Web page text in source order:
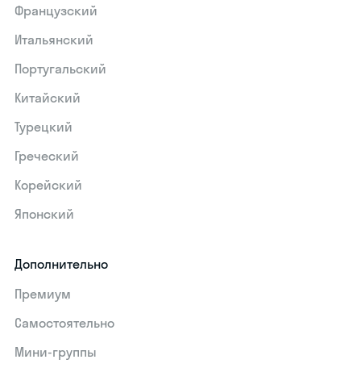
Французский
Итальянский
Португальский
Китайский
Турецкий
Греческий
Корейский
Японский
Дополнительно
Премиум
Самостоятельно
Мини-группы